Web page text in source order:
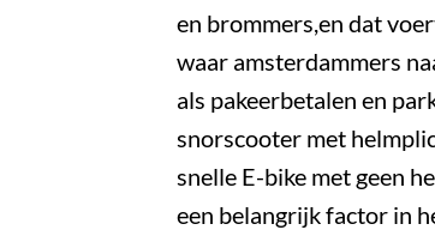
en brommers,en dat
waar amsterdammers
als pakeerbetalen en
snorscooter met
snelle E-bike met geen
een belangrijk factor in